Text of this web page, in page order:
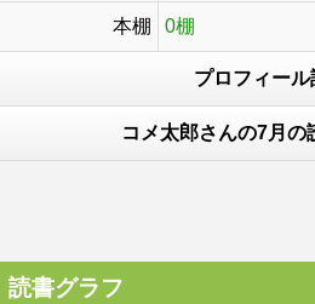
本棚 0棚
プロフィール
コメ太郎さんの7月の
読書グラフ